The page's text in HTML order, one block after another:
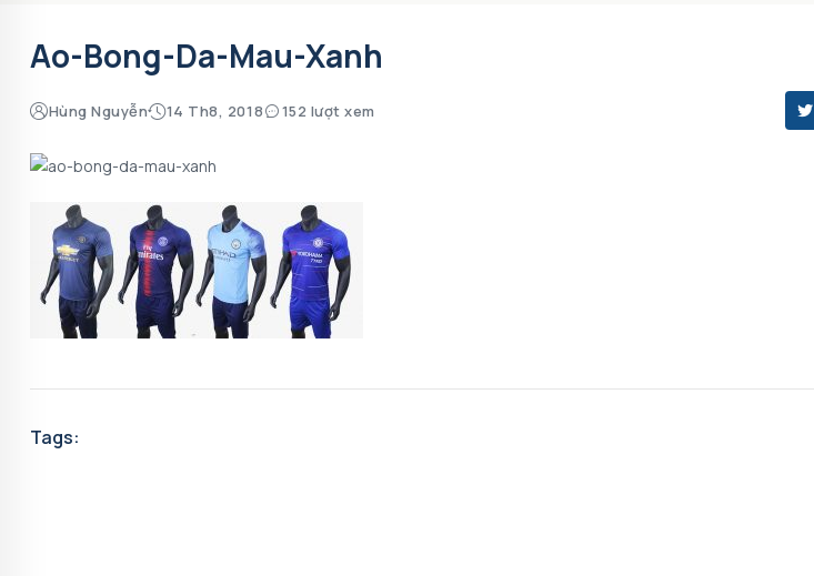
Ao-Bong-Da-Mau-Xanh
Hùng Nguyễn 14 Th8, 2018 152 lượt xem
Tags: